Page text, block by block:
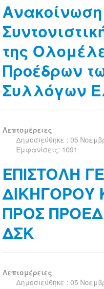
Ανακοίνωση
της
Προέδρων
Συλλόγων
Λεπτομέρειες
Δημοσιεύθηκε : 05
Εμφανίσεις: 1091
ΕΠΙΣΤΟΛΗ
ΔΙΚΗΓΟΡΟΥ
ΠΡΟΣ
ΔΣΚ
Λεπτομέρειες
Δημοσιεύθηκε : 05